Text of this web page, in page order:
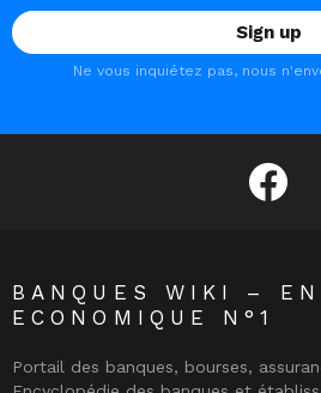
Ne vous inquiétez pas, nous
BANQUES WIKI –
ECONOMIQUE N°1
Portail des banques, bourses,